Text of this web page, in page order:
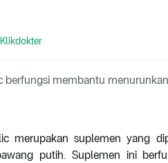
berfungsi membantu
merupakan suplemen yang
putih. Suplemen ini